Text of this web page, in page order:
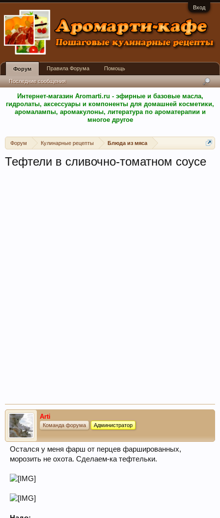
Вход
Интернет-магазин Aromarti.ru - эфирные и базовые масла,
гидролаты, аксессуары и компоненты для домашней косметики,
аромалампы, аромакулоны, литература по ароматерапии и
многое другое
Форум Кулинарные рецепты Блюда из мяса
Тефтели в сливочно-томатном соусе
Arti
Команда форума Администратор
Остался у меня фарш от перцев фаршированных,
морозить не охота. Сделаем-ка тефтельки.
Форум
Последние сообщения
Правила Форума Помощь